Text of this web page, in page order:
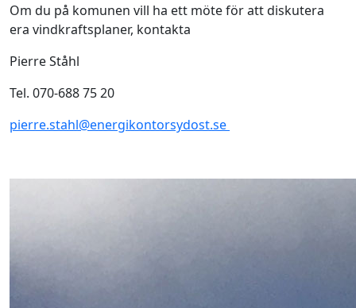
Om du på komunen vill ha ett möte för att diskutera
era vindkraftsplaner, kontakta
Pierre Ståhl
Tel. 070-688 75 20
pierre.stahl@energikontorsydost.se